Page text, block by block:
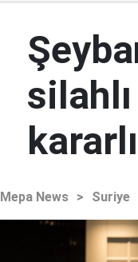
Mepa News > Suriye